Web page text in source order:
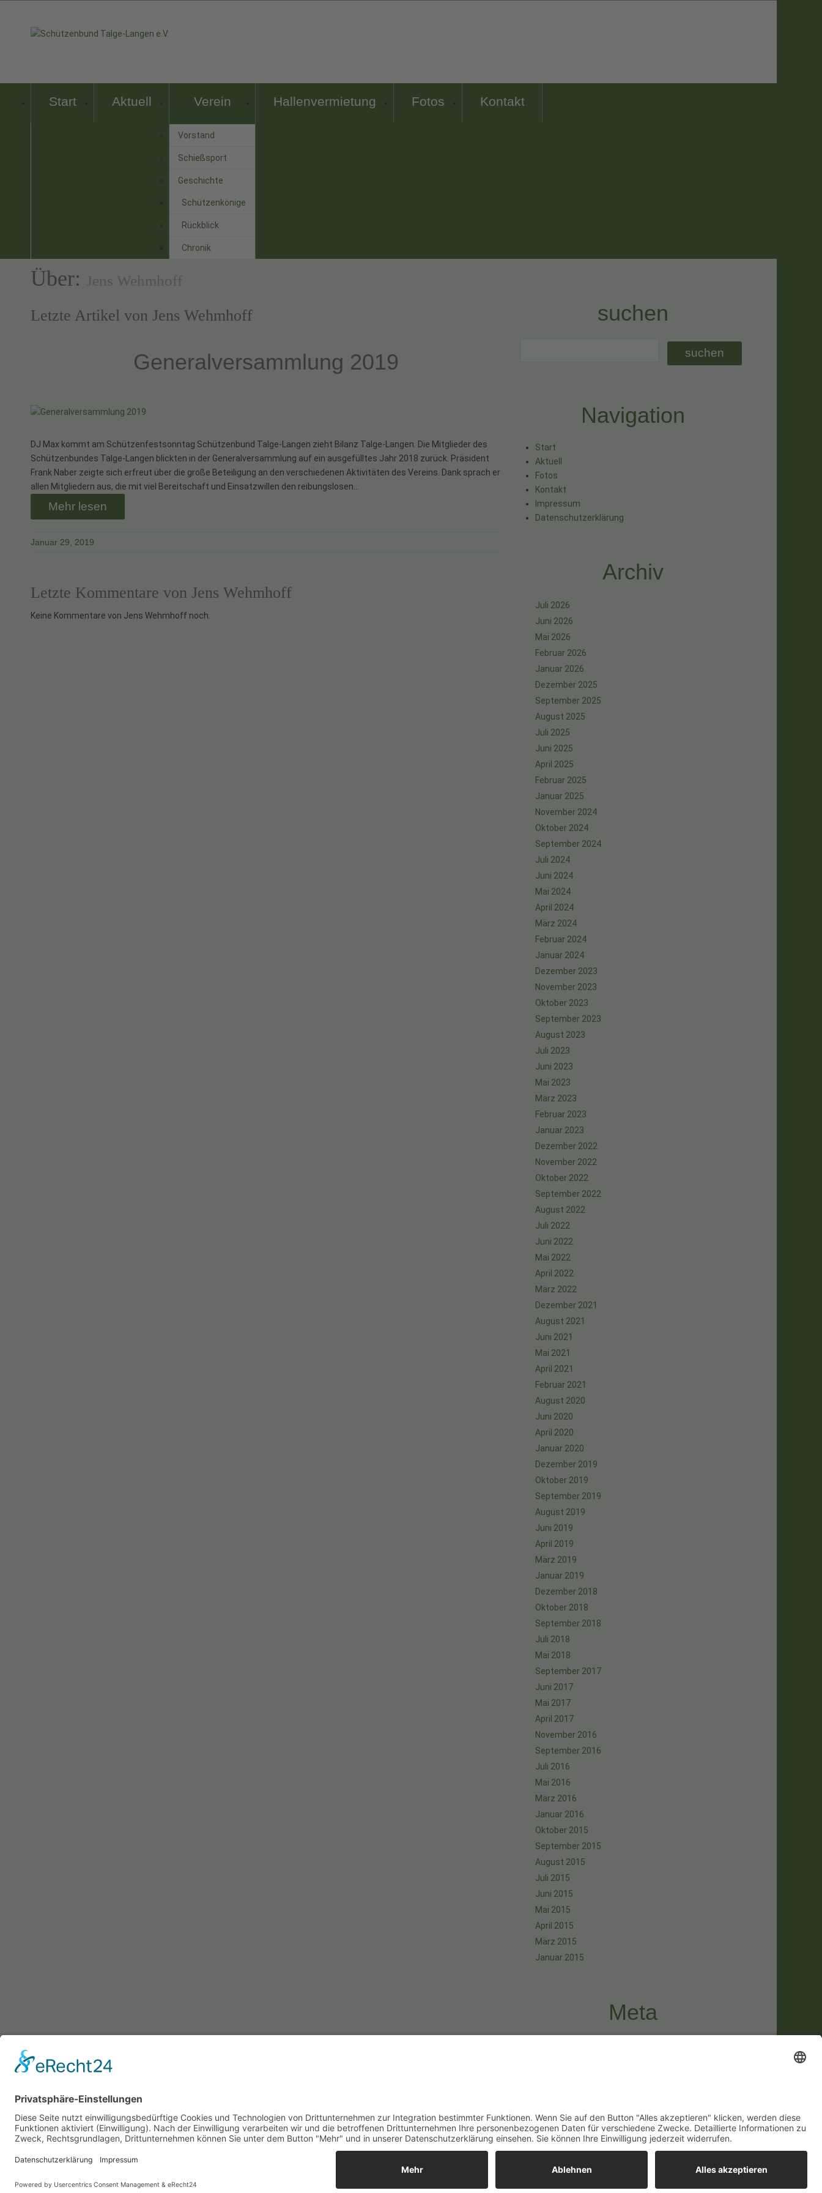
Start Aktuell Verein
Vorstand
Schießsport
Geschichte
Schützenkönige
Rückblick
Chronik
Hallenvermietung Fotos Kontakt
Über: Jens Wehmhoff
Letzte Artikel von Jens Wehmhoff
Generalversammlung 2019
DJ Max kommt am Schützenfestsonntag Schützenbund Talge-Langen zieht Bilanz Talge-Langen. Die Mitglieder des
Schützenbundes Talge-Langen blickten in der Generalversammlung auf ein ausgefülltes Jahr 2018 zurück. Präsident
Frank Naber zeigte sich erfreut über die große Beteiligung an den verschiedenen Aktivitäten des Vereins. Dank sprach er
allen Mitgliedern aus, die mit viel Bereitschaft und Einsatzwillen den reibungslosen…
Mehr lesen
Januar 29, 2019
Letzte Kommentare von Jens Wehmhoff
Keine Kommentare von Jens Wehmhoff noch.
suchen
Navigation
Start
Aktuell
Fotos
Kontakt
Impressum
Datenschutzerklärung
Archiv
Juli 2026
Juni 2026
Mai 2026
Februar 2026
Januar 2026
Dezember 2025
September 2025
August 2025
Juli 2025
Juni 2025
April 2025
Februar 2025
Januar 2025
November 2024
Oktober 2024
September 2024
Juli 2024
Juni 2024
Mai 2024
April 2024
März 2024
Februar 2024
Januar 2024
Dezember 2023
November 2023
Oktober 2023
September 2023
August 2023
Juli 2023
Juni 2023
Mai 2023
März 2023
Februar 2023
Januar 2023
Dezember 2022
November 2022
Oktober 2022
September 2022
August 2022
Juli 2022
Juni 2022
Mai 2022
April 2022
März 2022
Dezember 2021
August 2021
Juni 2021
Mai 2021
April 2021
Februar 2021
August 2020
Juni 2020
April 2020
Januar 2020
Dezember 2019
Oktober 2019
September 2019
August 2019
Juni 2019
April 2019
März 2019
Januar 2019
Dezember 2018
Oktober 2018
September 2018
Juli 2018
Mai 2018
September 2017
Juni 2017
Mai 2017
April 2017
November 2016
September 2016
Juli 2016
Mai 2016
März 2016
Januar 2016
Oktober 2015
September 2015
August 2015
Juli 2015
Juni 2015
Mai 2015
April 2015
März 2015
Januar 2015
Meta
Start Aktuell Fotos
Datenschutzerklärung
Cookie-Einstellungen